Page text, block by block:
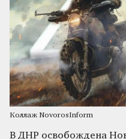
Коллаж NovorosInform
В ДНР освобождена